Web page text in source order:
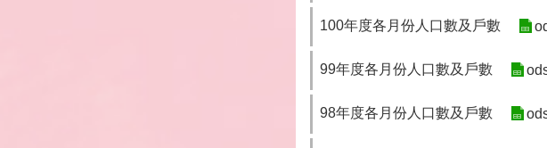
100年度各月份人口數及戶數
99年度各月份人口數及戶數
98年度各月份人口數及戶數